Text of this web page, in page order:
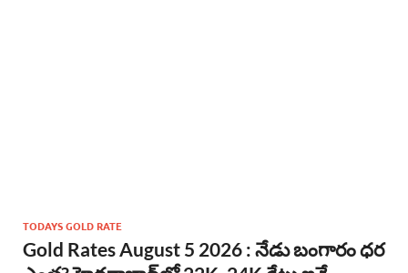
TODAYS GOLD RATE
Gold Rates August 5 2026 : నేడు బంగారం ధర